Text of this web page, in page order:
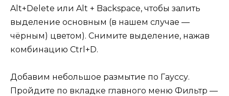
Alt+Delete или Alt + Backspace, чтобы залить
выделение основным (в нашем случае —
чёрным) цветом). Снимите выделение, нажав
комбинацию Ctrl+D.
Добавим небольшое размытие по Гауссу.
Пройдите по вкладке главного меню Фильтр —